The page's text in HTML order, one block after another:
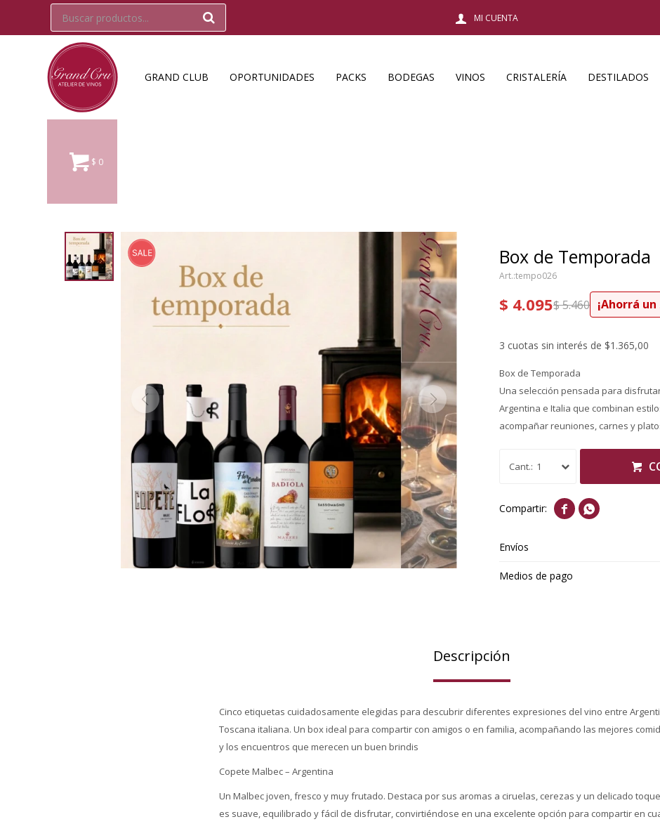
GRAND CLUB OPORTUNIDADES PACKS BODEGAS VINOS CRISTALERÍA DESTILADOS
$ 0
Box de Temporada
tempo026
$ 4.095$5.460
3 cuotas sin interés de $1.365,00
Box de Temporada
Una selección pensada para
Argentina e Italia que combinan
acompañar reuniones, carnes y
1
 
Envíos
Medios de pago
Descripción
Cinco etiquetas cuidadosamente elegidas para descubrir diferentes expresiones del vino entre
Toscana italiana. Un box ideal para compartir con amigos o en familia, acompañando las mejores
y los encuentros que merecen un buen brindis
Copete Malbec – Argentina
Un Malbec joven, fresco y muy frutado. Destaca por sus aromas a ciruelas, cerezas y un delicado
es suave, equilibrado y fácil de disfrutar, convirtiéndose en una excelente opción para compartir en